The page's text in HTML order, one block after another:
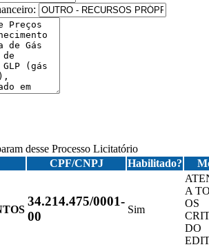
desse Processo Licitatório
CPF/CNPJ Habilitado?
34.214.475/0001-
00
Sim
A
OS
DO